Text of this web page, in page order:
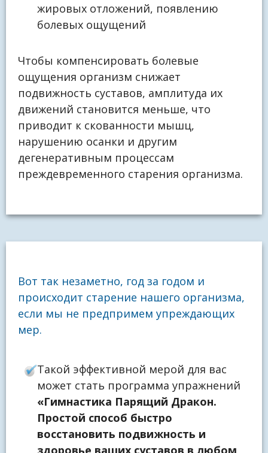
жировых отложений, появлению
болевых ощущений
Чтобы компенсировать болевые
ощущения организм снижает
подвижность суставов, амплитуда их
движений становится меньше, что
приводит к скованности мышц,
нарушению осанки и другим
дегенеративным процессам
преждевременного старения организма.
Вот так незаметно, год за годом и
происходит старение нашего организма,
если мы не предпримем упреждающих
мер.
Такой эффективной мерой для вас
может стать программа упражнений
«Гимнастика Парящий Дракон.
Простой способ быстро
восстановить подвижность и
здоровье ваших суставов в любом